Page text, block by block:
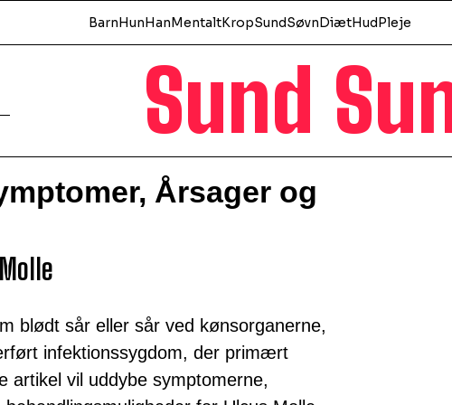
Sund
BarnHunHanMentaltKropSundSøvnDiætHudPleje
Årsager og
blødt sår eller sår ved kønsorganerne,
infektionssygdom, der primært
artikel vil uddybe symptomerne,